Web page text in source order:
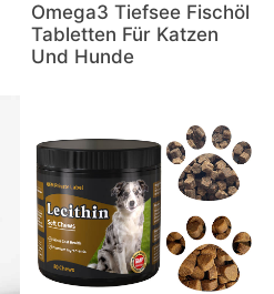
Omega3 Tiefsee Fischöl
Tabletten Für Katzen
Und Hunde